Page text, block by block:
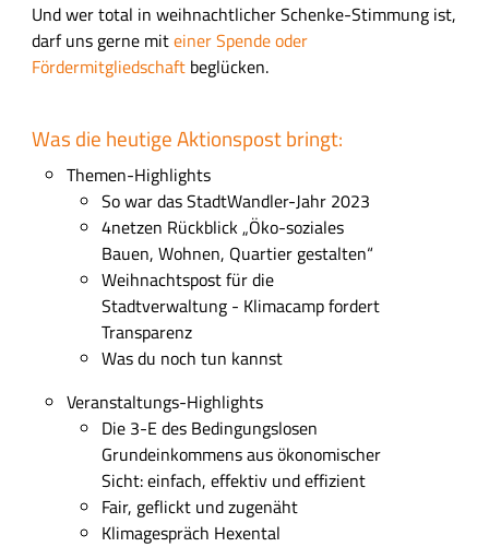
Und wer total in weihnachtlicher Schenke-Stimmung ist,
darf uns gerne miteiner Spende oder
Fördermitgliedschaft beglücken.
Was die heutige Aktionspost bringt:
Themen-Highlights
So war das StadtWandler-Jahr 2023
4netzen Rückblick „Öko-soziales
Bauen, Wohnen, Quartier gestalten“
Weihnachtspost für die
Stadtverwaltung - Klimacamp fordert
Transparenz
Was du noch tun kannst
Veranstaltungs-Highlights
Die 3-E des Bedingungslosen
Grundeinkommens aus ökonomischer
Sicht: einfach, effektiv und effizient
Fair, geflickt und zugenäht
Klimagespräch Hexental